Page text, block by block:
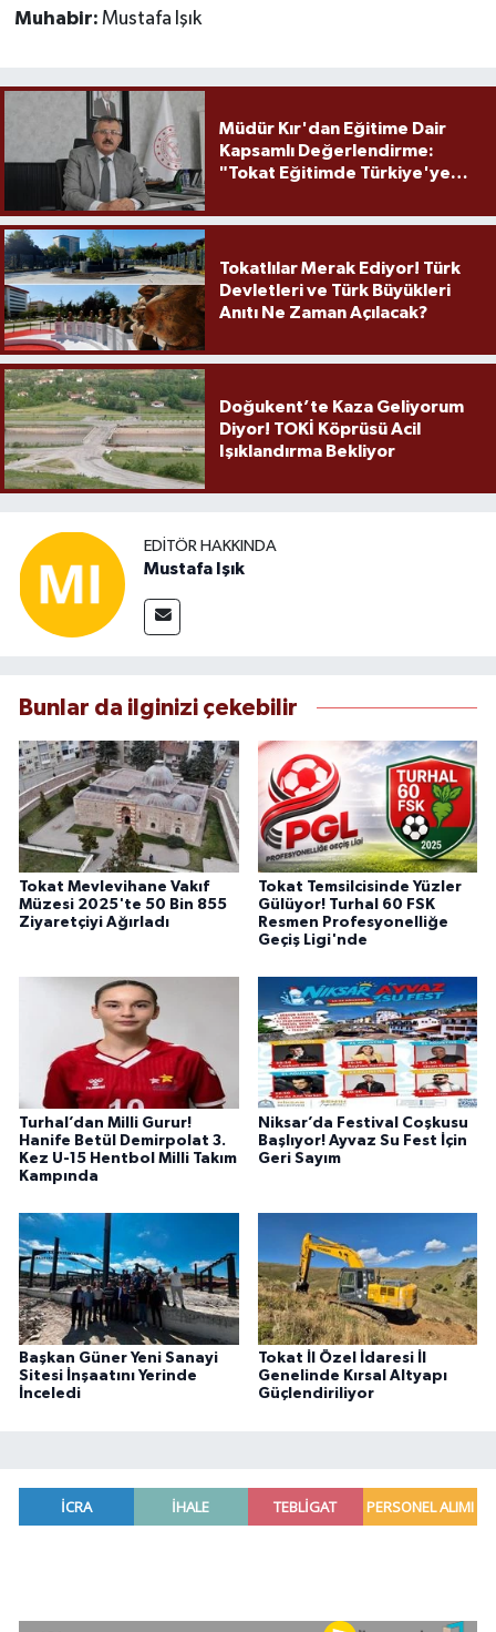
Muhabir: Mustafa Işık
Müdür Kır'dan Eğitime Dair
Kapsamlı Değerlendirme:
"Tokat Eğitimde Türkiye'ye
Tokatlılar Merak Ediyor! Türk
Devletleri ve Türk Büyükleri
Anıtı Ne Zaman Açılacak?
Doğukent’te Kaza Geliyorum
Diyor! TOKİ Köprüsü Acil
Işıklandırma Bekliyor
EDITÖR HAKKINDA
Mustafa Işık
Bunlar da ilginizi çekebilir
Tokat Mevlevihane Vakıf
Müzesi 2025'te 50 Bin 855
Ziyaretçiyi Ağırladı
Tokat Temsilcisinde Yüzler
Gülüyor! Turhal 60 FSK
Resmen Profesyonelliğe
Geçiş Ligi'nde
Turhal’dan Milli Gurur!
Hanife Betül Demirpolat 3.
Kez U-15 Hentbol Milli Takım
Kampında
Niksar’da Festival Coşkusu
Başlıyor! Ayvaz Su Fest İçin
Geri Sayım
Başkan Güner Yeni Sanayi
Sitesi İnşaatını Yerinde
İnceledi
Tokat İl Özel İdaresi İl
Genelinde Kırsal Altyapı
Güçlendiriliyor